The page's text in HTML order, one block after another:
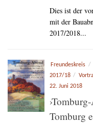
Dies ist der
mit der
2017/2018...
Freundeskreis /
2017/18 /
22. Juni 2018
Tomburg